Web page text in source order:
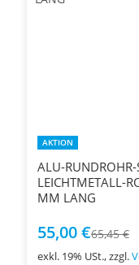
AKTION
ALU-
LEICHTMETALL-
MM LANG
55,00 €65,45 €
exkl. 19% USt., zzgl.